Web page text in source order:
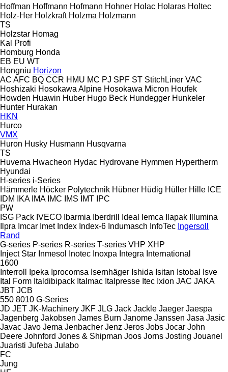
Hoffman Hoffmann Hofmann Hohner Holac Holaras Holtec
Holz-Her Holzkraft Holzma Holzmann
TS
Holzstar Homag
Kal
Profi
Homburg Honda
EB EU WT
Hongniu Horizon
AC AFC BQ CCR HMU MC PJ SPF ST StitchLiner VAC
Hoshizaki Hosokawa Alpine Hosokawa Micron Houfek
Howden Huawin Huber Hugo Beck Hundegger Hunkeler
Hunter Hurakan
HKN
Hurco
VMX
Huron Husky Husmann Husqvarna
TS
Huvema Hwacheon Hydac Hydrovane Hymmen Hypertherm
Hyundai
H-series i-Series
Hämmerle Höcker Polytechnik Hübner Hüdig Hüller Hille ICE
IDM
IKA IMA IMC IMS IMT IPC
PW
ISG Pack IVECO Ibarmia Iberdrill Ideal Iemca Ilapak
Illumina
Ilpra Imcar Imet Index Index-6 Indumasch InfoTec Ingersoll
Rand
G-series P-series R-series T-series VHP XHP
Inject Star Inmesol Inotec Inoxpa Integra International
1600
Interroll
Ipeka Iprocomsa Isernhäger Ishida Isitan Istobal
Isve
Ital Form Italdibipack Italmac Italpresse Itec Ixion JAC JAKA
JBT JCB
550 8010 G-Series
JD JET JK-Machinery JKF JLG Jack Jackle Jaeger Jaespa
Jagenberg Jakobsen James Burn Janome Janssen Jasa Jasic
Javac Javo Jema Jenbacher Jenz Jeros Jobs Jocar John
Deere Johnford Jones & Shipman Joos Jorns Josting Jouanel
Juaristi Jufeba Julabo
FC
Jung